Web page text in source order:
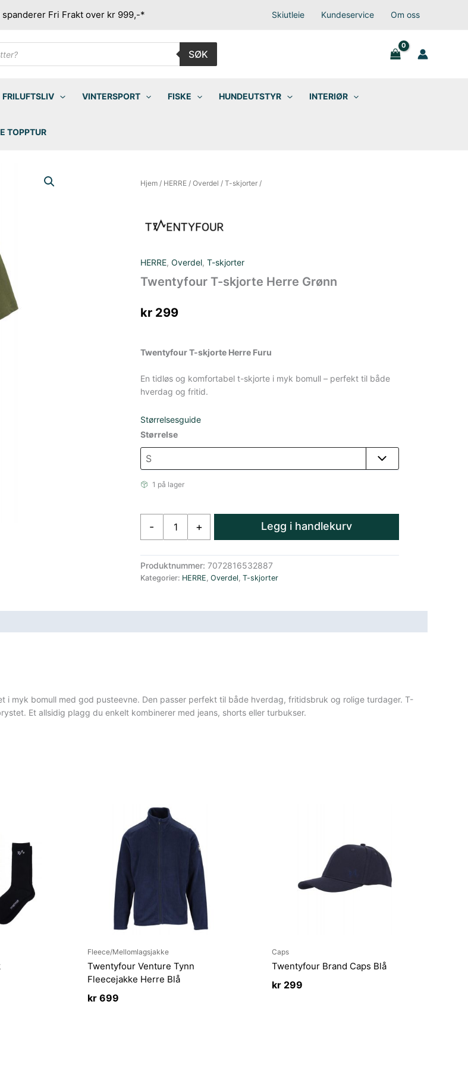
spanderer Fri Frakt over kr 999,-* Skiutleie Kundeservice Om oss
SØK
FRILUFTSLIV VINTERSPORT FISKE HUNDEUTSTYR INTERIØR
TOPPTUR
Hjem/ HERRE/ Overdel / T-skjorter/
HERRE, Overdel, T-skjorter
Twentyfour T-skjorte Herre Grønn
kr299
Twentyfour T-skjorte Herre Furu
En tidløs og komfortabel t-skjorte i myk bomull – perfekt til både
hverdag og fritid.
Størrelsesguide
Størrelse
1 på lager
-
Herre
Grønn
antall
+ Legg i handlekurv
Produktnummer: 7072816532887
Kategorier: HERRE, Overdel, T-skjorter
i myk bomull med god pusteevne. Den passer perfekt til både hverdag, fritidsbruk og rolige turdager. T-
Et allsidig plagg du enkelt kombinerer med jeans, shorts eller turbukser.
Fleece/Mellomlagsjakke
Twentyfour Venture Tynn
Fleecejakke Herre Blå
kr699
Caps
Twentyfour Brand Caps Blå
kr299